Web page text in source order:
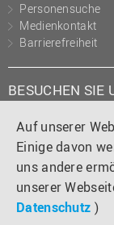
Auf unserer
Einige davon
uns andere
unserer
Datenschutz )
Personensuche
Medienkontakt
Barrierefreiheit
BESUCHEN SIE